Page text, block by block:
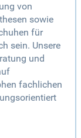
von
sowie
für
sein. Unsere
und
fachlichen